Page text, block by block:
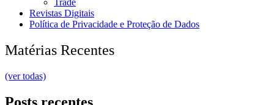
Trade
Revistas Digitais
Política de Privacidade e Proteção de Dados
Matérias Recentes
(ver todas)
Posts recentes